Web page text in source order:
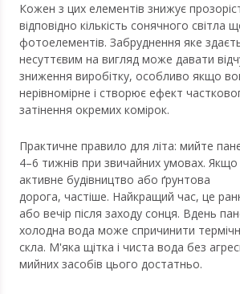
Кожен з цих елементів знижує
відповідно кількість сонячного світла
фотоелементів. Забруднення яке
несуттєвим на вигляд може давати
зниження виробітку, особливо якщо
нерівномірне і створює ефект
затінення окремих комірок.
Практичне правило для літа: мийте
4–6 тижнів при звичайних умовах.
активне будівництво або ґрунтова
дорога, частіше. Найкращий час, це
або вечір після заходу сонця. Вдень
холодна вода може спричинити
скла. М'яка щітка і чиста вода без
мийних засобів цього достатньо.